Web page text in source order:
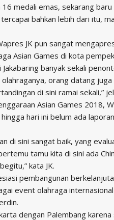
medali emas, sekarang
bahkan lebih dari itu,
JK pun sangat
Asian Games di kota
Jakabaring banyak sekali
olahraganya, orang datang
di sini ramai sekali,”
Asian Games 2018,
hari ini belum ada
di sini sangat baik, yang
tamu kita di sini ada
kata JK.
pembangunan
event olahraga
dengan Palembang